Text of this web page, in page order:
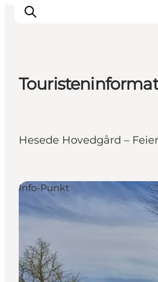
Erlebnisse
Hesede Hovedgård –
Info-Punkt